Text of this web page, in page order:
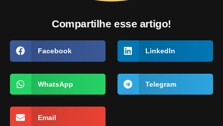
Compartilhe esse artigo!
Facebook LinkedIn
WhatsApp Telegram
Email